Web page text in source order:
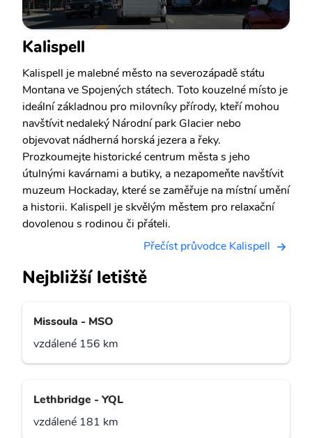
Kalispell
Kalispell je malebné město na severozápadě státu
Montana ve Spojených státech. Toto kouzelné místo je
ideální základnou pro milovníky přírody, kteří mohou
navštívit nedaleký Národní park Glacier nebo
objevovat nádherná horská jezera a řeky.
Prozkoumejte historické centrum města s jeho
útulnými kavárnami a butiky, a nezapomeňte navštívit
muzeum Hockaday, které se zaměřuje na místní umění
a historii. Kalispell je skvělým městem pro relaxační
dovolenou s rodinou či přáteli.
Přečíst průvodce Kalispell
Nejbližší letiště
Missoula - MSO
vzdálené 156 km
Lethbridge - YQL
vzdálené 181 km